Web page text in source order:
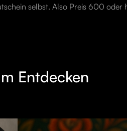
selbst. Also Preis 600 oder
Entdecken